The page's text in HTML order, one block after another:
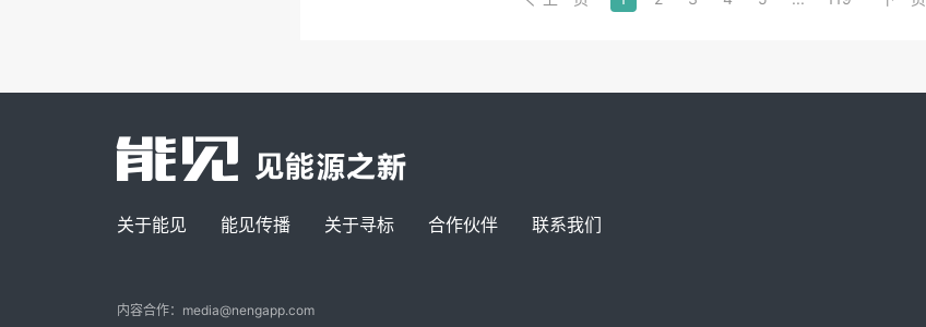
关于能见 能见传播 关于寻标 合作伙伴 联系我们
内容合作：media@nengapp.com